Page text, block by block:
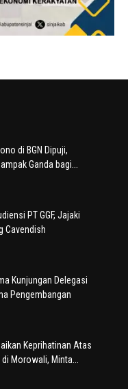
di BGN Dipuji,
Ganda bagi...
PT GGF, Jajaki
Cavendish
Kunjungan Delegasi
Pengembangan
Keprihatinan Atas
Morowali, Minta...